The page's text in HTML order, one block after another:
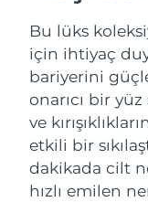
Bu lüks
için ihtiyaç
bariyerini
onarıcı bir
ve
etkili bir
dakikada cilt
hızlı emilen